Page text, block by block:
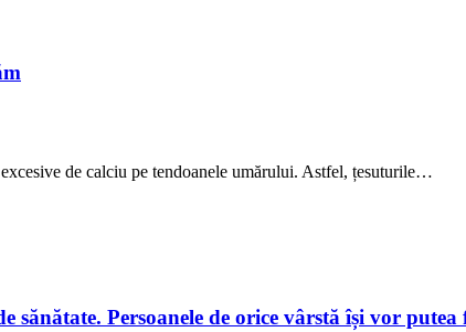
de calciu pe tendoanele umărului. Astfel, țesuturile…
Persoanele de orice vârstă își vor